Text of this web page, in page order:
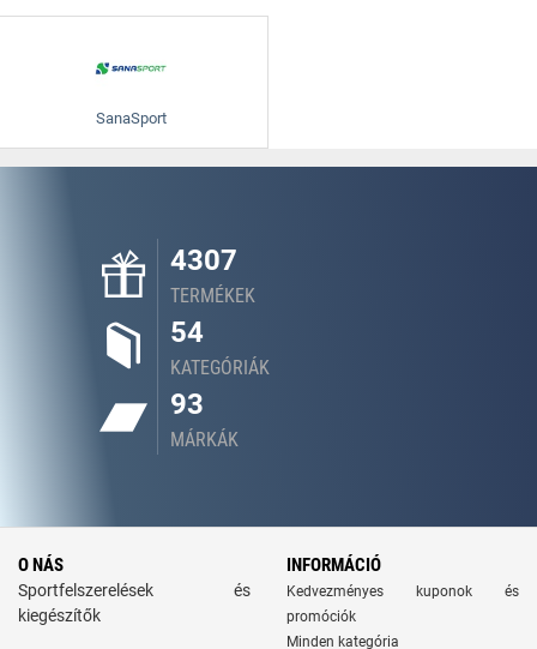
SanaSport
4307
TERMÉKEK
54
KATEGÓRIÁK
93
MÁRKÁK
O NÁS
Sportfelszerelések és
kiegészítők
INFORMÁCIÓ
Kedvezményes kuponok és
promóciók
Minden kategória